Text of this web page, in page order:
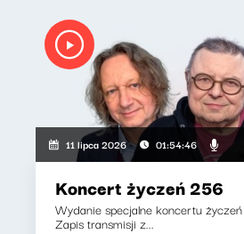
11 lipca 2026 01:54:46
Koncert życzeń 256
Wydanie specjalne koncertu
Zapis transmisji z...